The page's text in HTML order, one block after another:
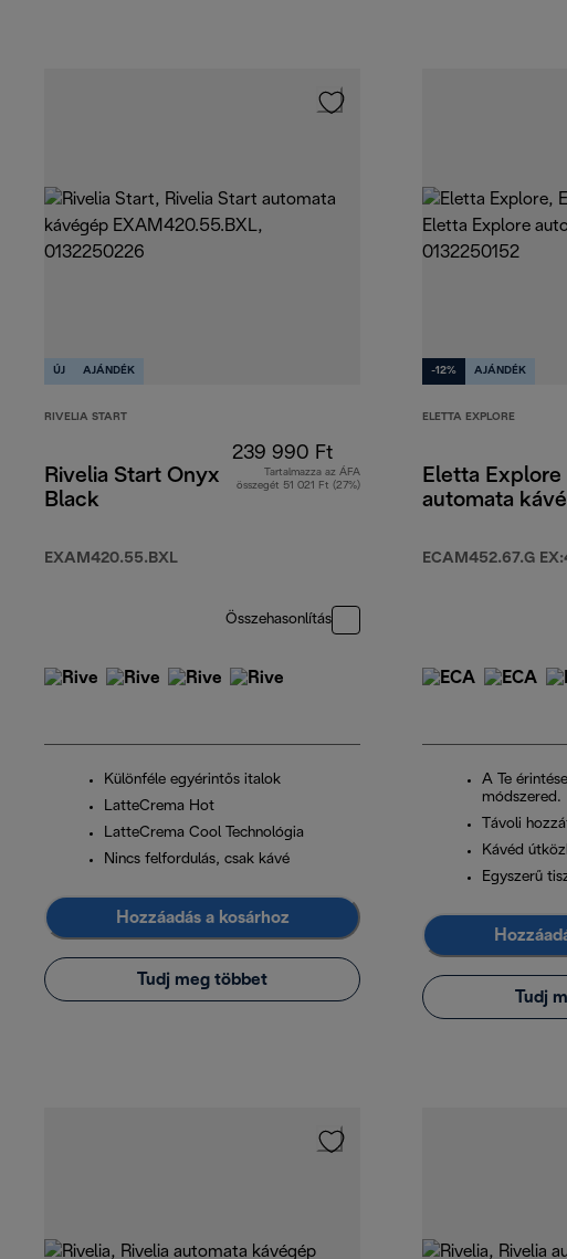
ÚJ AJÁNDÉK
RIVELIA START
Rivelia Start Onyx
Black
EXAM420.55.BXL
239 990 Ft
Tartalmazza az ÁFA
összegét 51 021 Ft (27%)
Összehasonlítás
Különféle egyérintős italok
LatteCrema Hot
LatteCrema Cool Technológia
Nincs felfordulás, csak kávé
Hozzáadás a kosárhoz
Tudj meg többet
-12% AJÁNDÉK
ELETTA EXPLORE
Eletta Explore
automata
ECAM452.67.G
A Te
módszered.
Távoli
Kávéd
Egyszerű
Tudj